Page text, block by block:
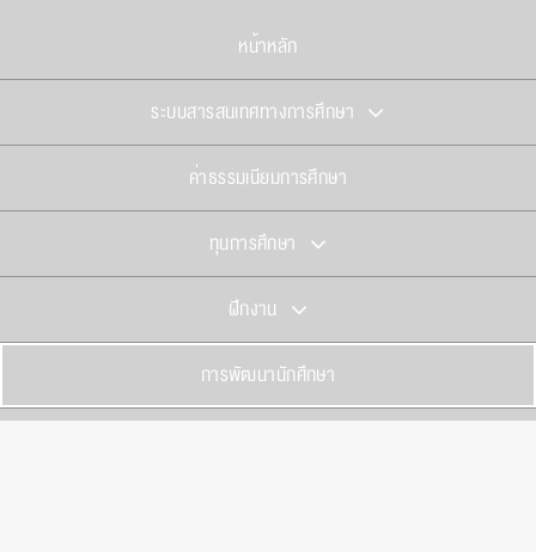
ความร่วมมือกับ
ข่าวและกิจกรรม
หน้าหลัก
ระบบสารสนเทศทางการศึกษา
ค่าธรรมเนียมการศึกษา
ทุนการศึกษา
ฝึกงาน
การพัฒนานักศึกษา